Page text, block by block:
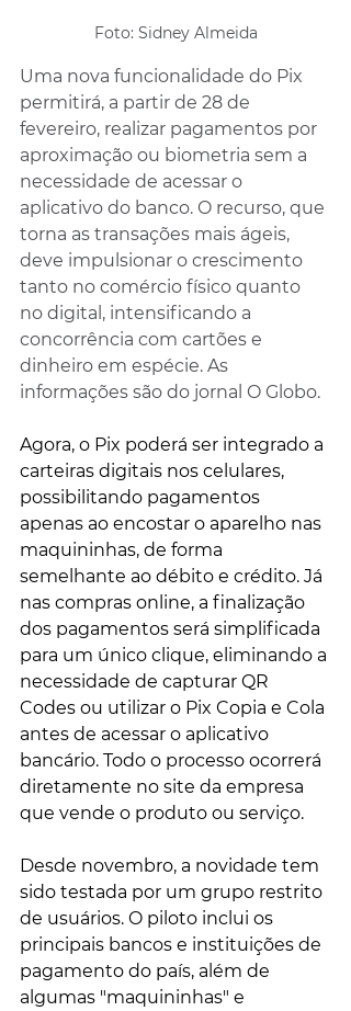
Foto: Sidney Almeida
Uma nova funcionalidade do Pix
permitirá, a partir de 28 de
fevereiro, realizar pagamentos por
aproximação ou biometria sem a
necessidade de acessar o
aplicativo do banco. O recurso, que
torna as transações mais ágeis,
deve impulsionar o crescimento
tanto no comércio físico quanto
no digital, intensificando a
concorrência com cartões e
dinheiro em espécie. As
informações são do jornal O Globo.
Agora, o Pix poderá ser integrado a
carteiras digitais nos celulares,
possibilitando pagamentos
apenas ao encostar o aparelho nas
maquininhas, de forma
semelhante ao débito e crédito. Já
nas compras online, a finalização
dos pagamentos será simplificada
para um único clique, eliminando a
necessidade de capturar QR
Codes ou utilizar o Pix Copia e Cola
antes de acessar o aplicativo
bancário. Todo o processo ocorrerá
diretamente no site da empresa
que vende o produto ou serviço.
Desde novembro, a novidade tem
sido testada por um grupo restrito
de usuários. O piloto inclui os
principais bancos e instituições de
pagamento do país, além de
algumas "maquininhas" e